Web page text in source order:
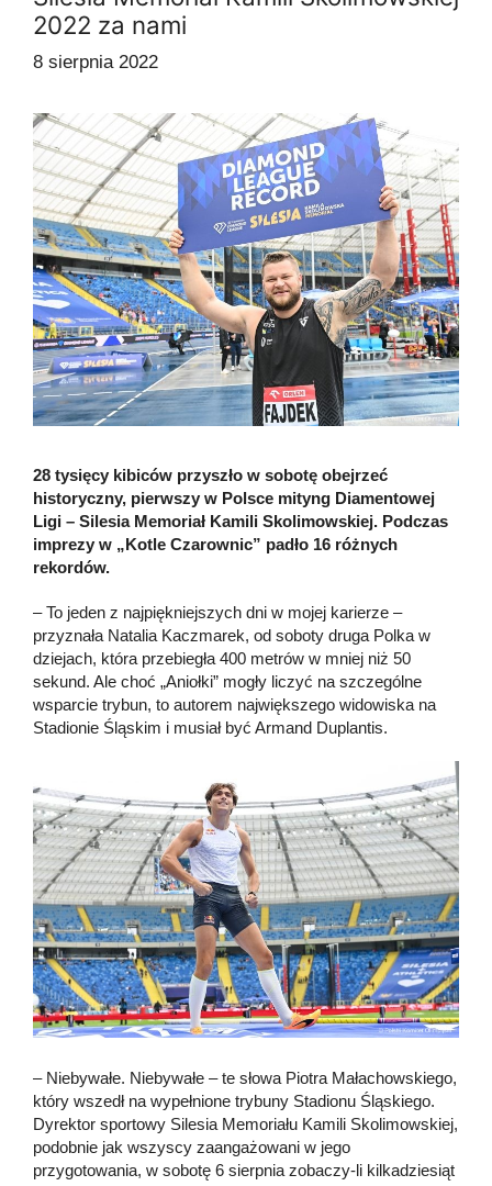
2022 za nami
8 sierpnia 2022
28 tysięcy kibiców przyszło w sobotę obejrzeć
historyczny, pierwszy w Polsce mityng Diamentowej
Ligi – Silesia Memoriał Kamili Skolimowskiej. Podczas
imprezy w „Kotle Czarownic” padło 16 różnych
rekordów.
– To jeden z najpiękniejszych dni w mojej karierze –
przyznała Natalia Kaczmarek, od soboty druga Polka w
dziejach, która przebiegła 400 metrów w mniej niż 50
sekund. Ale choć „Aniołki” mogły liczyć na szczególne
wsparcie trybun, to autorem największego widowiska na
Stadionie Śląskim i musiał być Armand Duplantis.
– Niebywałe. Niebywałe – te słowa Piotra Małachowskiego,
który wszedł na wypełnione trybuny Stadionu Śląskiego.
Dyrektor sportowy Silesia Memoriału Kamili Skolimowskiej,
podobnie jak wszyscy zaangażowani w jego
przygotowania, w sobotę 6 sierpnia zobaczy-li kilkadziesiąt